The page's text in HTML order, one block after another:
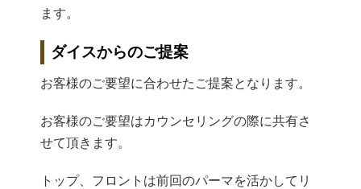
ます。
ダイスからのご提案
お客様のご要望に合わせたご提案となります。
お客様のご要望はカウンセリングの際に共有さ
せて頂きます。
トップ、フロントは前回のパーマを活かしてリ